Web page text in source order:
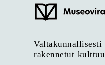
rakennetut